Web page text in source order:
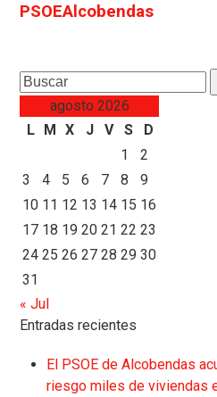
PSOEAlcobendas
Search
agosto 2026
L M X J V S
D
1
2
3
4 5 6 7 8
9
10 11 12 13 14 15 16
17 18 19 20 21 22 23
24 25 26 27 28 29 30
31
« Jul
Entradas recientes
El PSOE de Alcobendas
riesgo miles de viviendas